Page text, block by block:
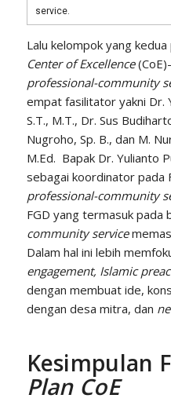
service.
Lalu kelompok yang kedua
Center of Excellence
professional-community
empat fasilitator yakni Dr.
S.T., M.T., Dr. Sus
Nugroho, Sp. B., dan M.
M.Ed. Bapak Dr. Yulianto
sebagai koordinator pada
professional-community
FGD yang termasuk pada
community service
Dalam hal ini lebih
engagement, Islamic
dengan membuat ide,
dengan desa mitra, dan
Kesimpulan
Plan CoE